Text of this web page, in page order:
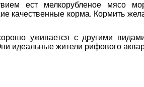
ест мелкорубленое мясо
качественные корма. Кормить
уживается с другими
идеальные жители рифового